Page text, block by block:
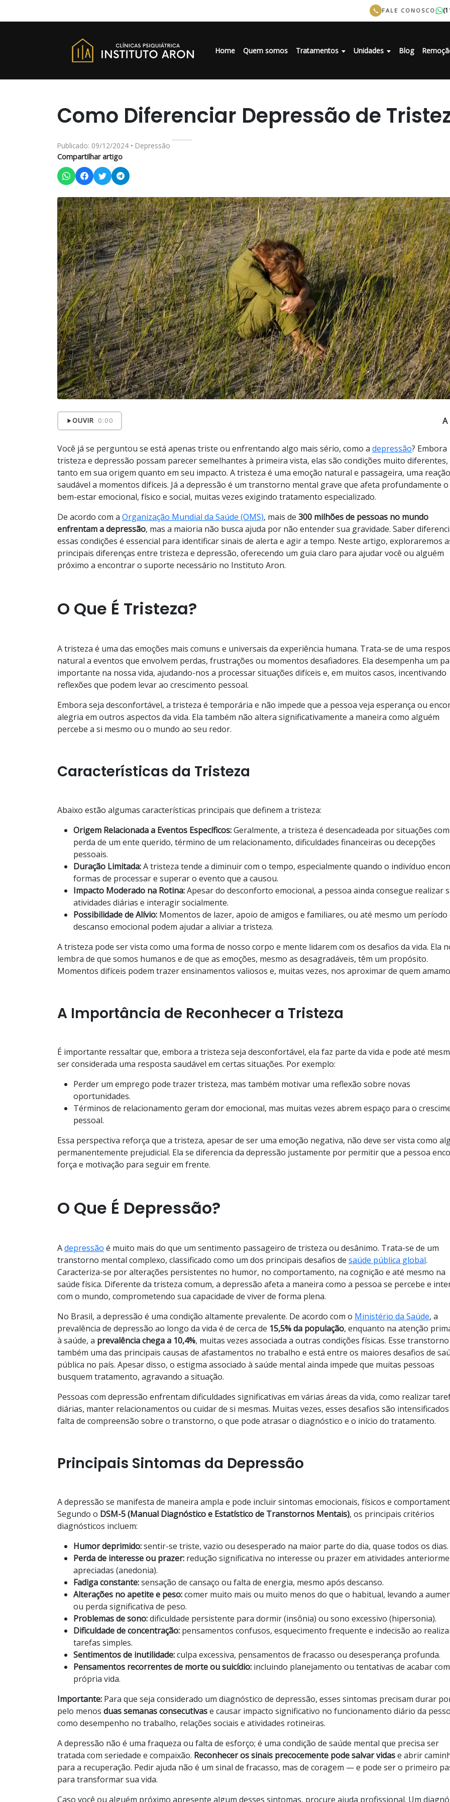
FALE CONOSCO
Home Quem somos Tratamentos Unidades Blog
Como Diferenciar Depressão de
Publicado: 09/12/2024 • Depressão
Compartilhar artigo
OUVIR 0:00 A
Você já se perguntou se está apenas triste ou enfrentando algo mais sério, como a depressão? Embora
tristeza e depressão possam parecer semelhantes à primeira vista, elas são condições muito diferentes,
tanto em sua origem quanto em seu impacto. A tristeza é uma emoção natural e passageira, uma reação
saudável a momentos difíceis. Já a depressão é um transtorno mental grave que afeta profundamente o
bem-estar emocional, físico e social, muitas vezes exigindo tratamento especializado.
De acordo com a Organização Mundial da Saúde (OMS), mais de 300 milhões de pessoas no mundo
enfrentam a depressão, mas a maioria não busca ajuda por não entender sua gravidade. Saber
essas condições é essencial para identificar sinais de alerta e agir a tempo. Neste artigo, exploraremos
principais diferenças entre tristeza e depressão, oferecendo um guia claro para ajudar você ou alguém
próximo a encontrar o suporte necessário no Instituto Aron.
O Que É Tristeza?
A tristeza é uma das emoções mais comuns e universais da experiência humana. Trata-se de uma
natural a eventos que envolvem perdas, frustrações ou momentos desafiadores. Ela desempenha um
importante na nossa vida, ajudando-nos a processar situações difíceis e, em muitos casos, incentivando
reflexões que podem levar ao crescimento pessoal.
Embora seja desconfortável, a tristeza é temporária e não impede que a pessoa veja esperança ou
alegria em outros aspectos da vida. Ela também não altera significativamente a maneira como alguém
percebe a si mesmo ou o mundo ao seu redor.
Características da Tristeza
Abaixo estão algumas características principais que definem a tristeza:
Origem Relacionada a Eventos Específicos:Geralmente, a tristeza é desencadeada por situações
perda de um ente querido, término de um relacionamento, dificuldades financeiras ou decepções
pessoais.
Duração Limitada:A tristeza tende a diminuir com o tempo, especialmente quando o indivíduo
formas de processar e superar o evento que a causou.
Impacto Moderado na Rotina:Apesar do desconforto emocional, a pessoa ainda consegue realizar
atividades diárias e interagir socialmente.
Possibilidade de Alívio: Momentos de lazer, apoio de amigos e familiares, ou até mesmo um período
descanso emocional podem ajudar a aliviar a tristeza.
A tristeza pode ser vista como uma forma de nosso corpo e mente lidarem com os desafios da vida. Ela
lembra de que somos humanos e de que as emoções, mesmo as desagradáveis, têm um propósito.
Momentos difíceis podem trazer ensinamentos valiosos e, muitas vezes, nos aproximar de quem
A Importância de Reconhecer a Tristeza
É importante ressaltar que, embora a tristeza seja desconfortável, ela faz parte da vida e pode até
ser considerada uma resposta saudável em certas situações. Por exemplo:
Perder um emprego pode trazer tristeza, mas também motivar uma reflexão sobre novas
oportunidades.
Términos de relacionamento geram dor emocional, mas muitas vezes abrem espaço para o
pessoal.
Essa perspectiva reforça que a tristeza, apesar de ser uma emoção negativa, não deve ser vista como
permanentemente prejudicial. Ela se diferencia da depressão justamente por permitir que a pessoa
força e motivação para seguir em frente.
O Que É Depressão?
Adepressão é muito mais do que um sentimento passageiro de tristeza ou desânimo. Trata-se de um
transtorno mental complexo, classificado como um dos principais desafios de saúde pública global.
Caracteriza-se por alterações persistentes no humor, no comportamento, na cognição e até mesmo na
saúde física. Diferente da tristeza comum, a depressão afeta a maneira como a pessoa se percebe e
com o mundo, comprometendo sua capacidade de viver de forma plena.
No Brasil, a depressão é uma condição altamente prevalente. De acordo com o Ministério da Saúde, a
prevalência de depressão ao longo da vida é de cerca de 15,5% da população, enquanto na atenção
à saúde, a prevalência chega a 10,4%, muitas vezes associada a outras condições físicas. Esse transtorno
também uma das principais causas de afastamentos no trabalho e está entre os maiores desafios de
pública no país. Apesar disso, o estigma associado à saúde mental ainda impede que muitas pessoas
busquem tratamento, agravando a situação.
Pessoas com depressão enfrentam dificuldades significativas em várias áreas da vida, como realizar
diárias, manter relacionamentos ou cuidar de si mesmas. Muitas vezes, esses desafios são
falta de compreensão sobre o transtorno, o que pode atrasar o diagnóstico e o início do tratamento.
Principais Sintomas da Depressão
A depressão se manifesta de maneira ampla e pode incluir sintomas emocionais, físicos e
Segundo o DSM-5 (Manual Diagnóstico e Estatístico de Transtornos Mentais), os principais critérios
diagnósticos incluem:
Humor deprimido:sentir-se triste, vazio ou desesperado na maior parte do dia, quase todos os dias.
Perda de interesse ou prazer: redução significativa no interesse ou prazer em atividades
apreciadas (anedonia).
Fadiga constante:sensação de cansaço ou falta de energia, mesmo após descanso.
Alterações no apetite e peso:comer muito mais ou muito menos do que o habitual, levando a
ou perda significativa de peso.
Problemas de sono:dificuldade persistente para dormir (insônia) ou sono excessivo (hipersonia).
Dificuldade de concentração: pensamentos confusos, esquecimento frequente e indecisão ao
tarefas simples.
Sentimentos de inutilidade:culpa excessiva, pensamentos de fracasso ou desesperança profunda.
Pensamentos recorrentes de morte ou suicídio: incluindo planejamento ou tentativas de acabar
própria vida.
Importante: Para que seja considerado um diagnóstico de depressão, esses sintomas precisam durar
pelo menos duas semanas consecutivase causar impacto significativo no funcionamento diário da
como desempenho no trabalho, relações sociais e atividades rotineiras.
A depressão não é uma fraqueza ou falta de esforço; é uma condição de saúde mental que precisa ser
tratada com seriedade e compaixão. Reconhecer os sinais precocemente pode salvar vidase abrir
para a recuperação. Pedir ajuda não é um sinal de fracasso, mas de coragem — e pode ser o primeiro
para transformar sua vida.
Caso você ou alguém próximo apresente algum desses sintomas, procure ajuda profissional. Um